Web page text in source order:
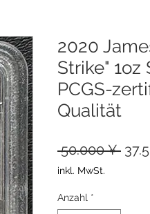
2020
Strike"
PCGS-
Qualität
50.000 ¥
inkl. MwSt.
Anzahl *